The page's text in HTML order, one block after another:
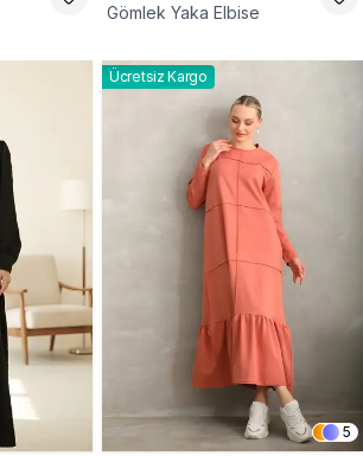
Gömlek Yaka Elbise
Ücretsiz Kargo
5